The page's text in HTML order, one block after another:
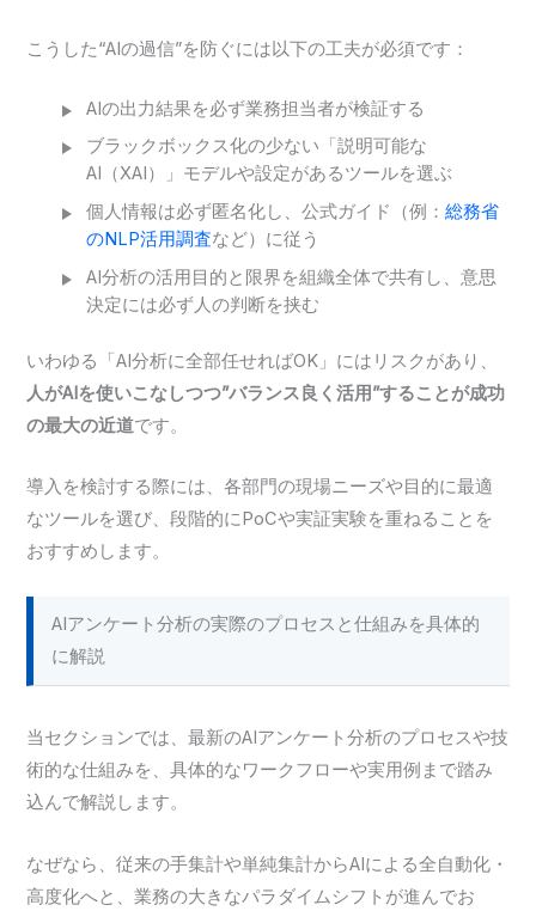
こうした“AIの過信”を防ぐには以下の工夫が必須です：
AIの出力結果を必ず業務担当者が検証する
ブラックボックス化の少ない「説明可能な
AI（XAI）」モデルや設定があるツールを選ぶ
個人情報は必ず匿名化し、公式ガイド（例：総務省
のNLP活用調査など）に従う
AI分析の活用目的と限界を組織全体で共有し、意思
決定には必ず人の判断を挟む
いわゆる「AI分析に全部任せればOK」にはリスクがあり、
人がAIを使いこなしつつ”バランス良く活用”することが成功
の最大の近道です。
導入を検討する際には、各部門の現場ニーズや目的に最適
なツールを選び、段階的にPoCや実証実験を重ねることを
おすすめします。
AIアンケート分析の実際のプロセスと仕組みを具体的
に解説
当セクションでは、最新のAIアンケート分析のプロセスや技
術的な仕組みを、具体的なワークフローや実用例まで踏み
込んで解説します。
なぜなら、従来の手集計や単純集計からAIによる全自動化・
高度化へと、業務の大きなパラダイムシフトが進んでお